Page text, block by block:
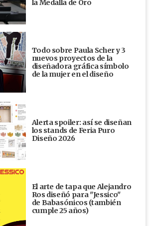
la Medalla de Oro
Todo sobre Paula Scher y 3
nuevos proyectos de la
diseñadora gráfica símbolo
de la mujer en el diseño
Alerta spoiler: así se diseñan
los stands de Feria Puro
Diseño 2026
El arte de tapa que Alejandro
Ros diseñó para "Jessico"
de Babasónicos (también
cumple 25 años)